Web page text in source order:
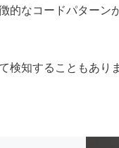
的なコードパターン
検知することもあり